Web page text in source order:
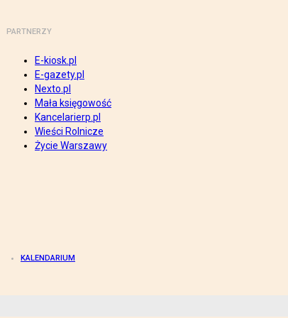
PARTNERZY
E-kiosk.pl
E-gazety.pl
Nexto.pl
Mała księgowość
Kancelarierp.pl
Wieści Rolnicze
Życie Warszawy
KALENDARIUM